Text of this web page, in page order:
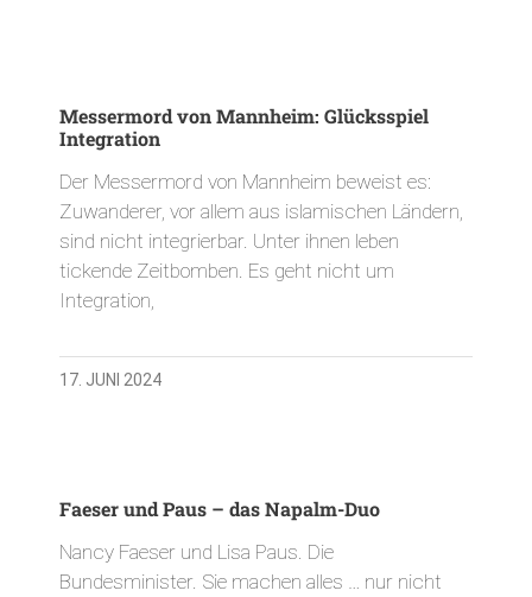
Messermord von Mannheim: Glücksspiel
Integration
Der Messermord von Mannheim beweist es:
Zuwanderer, vor allem aus islamischen Ländern,
sind nicht integrierbar. Unter ihnen leben
tickende Zeitbomben. Es geht nicht um
Integration,
17. JUNI 2024
Faeser und Paus – das Napalm-Duo
Nancy Faeser und Lisa Paus. Die
Bundesminister. Sie machen alles … nur nicht